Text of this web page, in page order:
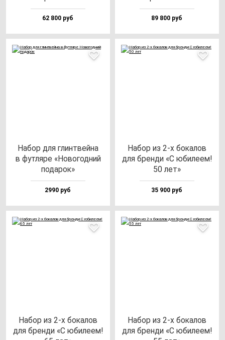
62 800 руб 89 800 руб
Набор для глин­твей­на
в фут­ля­ре «Ново­год­ний
по­да­рок»
2990 руб
Набор из 2-х бо­ка­лов
для брен­ди «С юби­ле­ем!
50 лет»
35 900 руб
Набор из 2-х бо­ка­лов
для брен­ди «С юби­ле­ем!
Набор из 2-х бо­ка­лов
для брен­ди «С юби­ле­ем!